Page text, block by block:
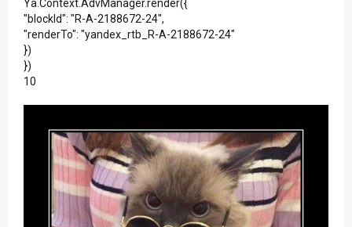
Ya.Context.AdvManager.render({
"blockId": "R-A-2188672-24",
"renderTo": "yandex_rtb_R-A-2188672-24"
})
})
10